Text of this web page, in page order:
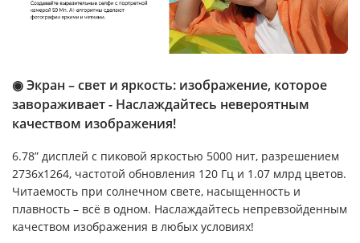
◉ Экран – свет и яркость: изображение, которое
завораживает - Наслаждайтесь невероятным
качеством изображения!
6.78” дисплей с пиковой яркостью 5000 нит, разрешением
2736x1264, частотой обновления 120 Гц и 1.07 млрд цветов.
Читаемость при солнечном свете, насыщенность и
плавность – всё в одном. Наслаждайтесь непревзойденным
качеством изображения в любых условиях!